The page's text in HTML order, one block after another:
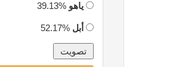
ياهو 39.13%
أبل 52.17%